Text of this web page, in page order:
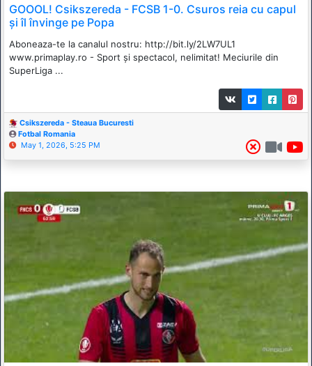
GOOOL! Csikszereda - FCSB 1-0. Csuros reia cu capul
și îl învinge pe Popa
Aboneaza-te la canalul nostru: http://bit.ly/2LW7UL1
www.primaplay.ro - Sport și spectacol, nelimitat! Meciurile din
SuperLiga ...
Csikszereda - Steaua Bucuresti
Fotbal Romania
May 1, 2026, 5:25 PM